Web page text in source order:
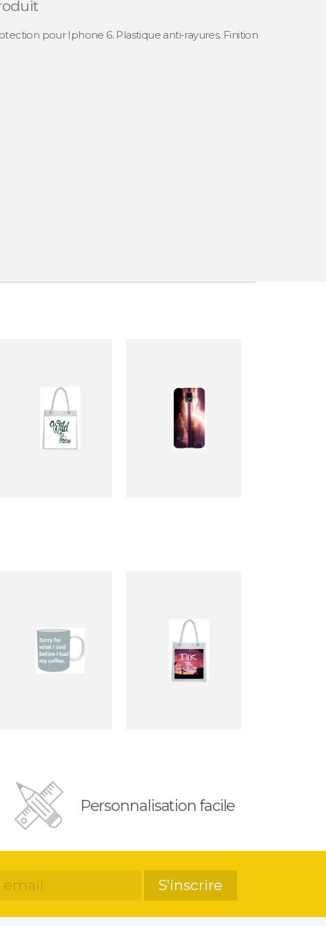
pour Iphone 6. Plastique anti-rayures. Finition
Personnalisation facile
S'inscrire